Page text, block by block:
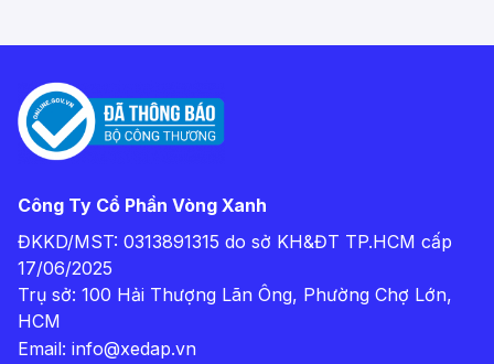
Công Ty Cổ Phần Vòng Xanh
ĐKKD/MST: 0313891315 do sở KH&ĐT TP.HCM cấp
17/06/2025
Trụ sở: 100 Hải Thượng Lãn Ông, Phường Chợ Lớn,
HCM
Email: info@xedap.vn